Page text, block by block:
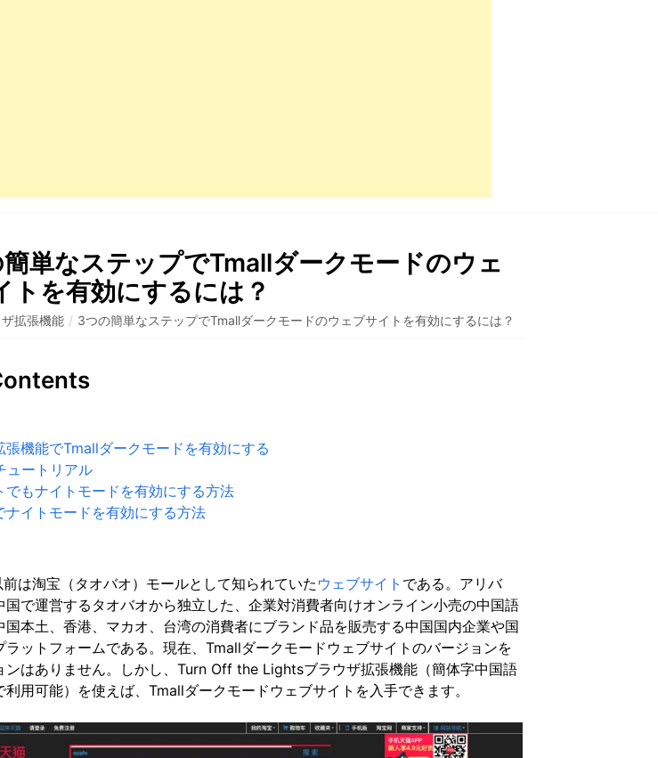
単なステップでTmallダークモードのウェ
トを有効にするには？
拡張機能 / 3つの簡単なステップでTmallダークモードのウェブサイトを有効にするには？
張機能でTmallダークモードを有効にする
ュートリアル
でもナイトモードを有効にする方法
ナイトモードを有効にする方法
前は淘宝（タオバオ）モールとして知られていた ウェブサイト である。アリバ
国で運営するタオバオから独立した、企業対消費者向けオンライン小売の中国語
国本土、香港、マカオ、台湾の消費者にブランド品を販売する中国国内企業や国
ラットフォームである。現在、Tmallダークモードウェブサイトのバージョンを
ンはありません。しかし、Turn Off the Lightsブラウザ拡張機能（簡体字中国語
利用可能）を使えば、Tmallダークモードウェブサイトを入手できます。